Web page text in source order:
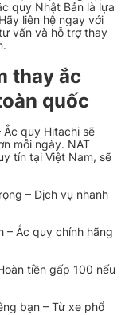
quy Nhật Bản là lựa
liên hệ ngay với
vấn và hỗ trợ thay
thay ắc
quốc
Ắc quy Hitachi sẽ
mỗi ngày. NAT
tín tại Việt Nam, sẽ
– Dịch vụ nhanh
– Ắc quy chính hãng
tiền gấp 100 nếu
bạn – Từ xe phổ